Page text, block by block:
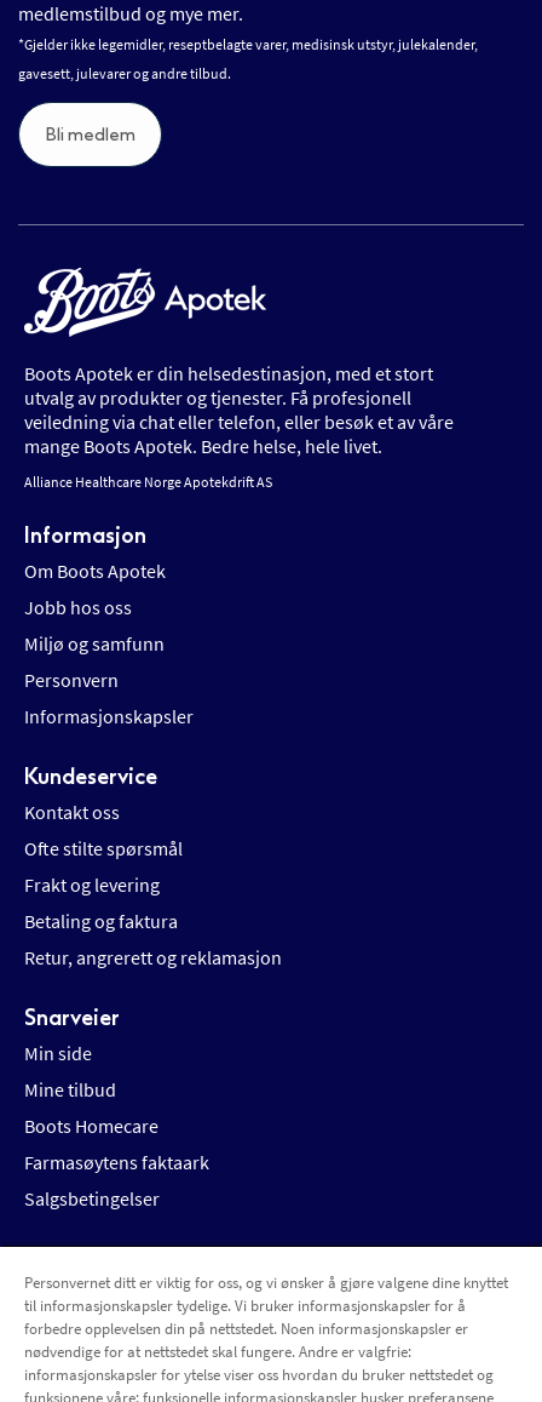
medlemstilbud og mye mer.
*Gjelder ikke legemidler, reseptbelagte varer, medisinsk utstyr, julekalender,
gavesett, julevarer og andre tilbud.
Bli medlem
Boots Apotek er din helsedestinasjon, med et stort
utvalg av produkter og tjenester. Få profesjonell
veiledning via chat eller telefon, eller besøk et av våre
mange Boots Apotek. Bedre helse, hele livet.
Alliance Healthcare Norge Apotekdrift AS
Informasjon
Om Boots Apotek
Jobb hos oss
Miljø og samfunn
Personvern
Informasjonskapsler
Kundeservice
Kontakt oss
Ofte stilte spørsmål
Frakt og levering
Betaling og faktura
Retur, angrerett og reklamasjon
Snarveier
Min side
Mine tilbud
Boots Homecare
Farmasøytens faktaark
Salgsbetingelser
Betalingsalternativer Leveringsalternativer
Personvernet ditt er viktig for oss, og vi ønsker å gjøre valgene dine knyttet
til informasjonskapsler tydelige. Vi bruker informasjonskapsler for å
forbedre opplevelsen din på nettstedet. Noen informasjonskapsler er
nødvendige for at nettstedet skal fungere. Andre er valgfrie:
informasjonskapsler for ytelse viser oss hvordan du bruker nettstedet og
funksjonene våre; funksjonelle informasjonskapsler husker preferansene